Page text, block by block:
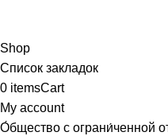
Shop
Список закладок
0 itemsCart
My account
О́бщество с ограни́ченной